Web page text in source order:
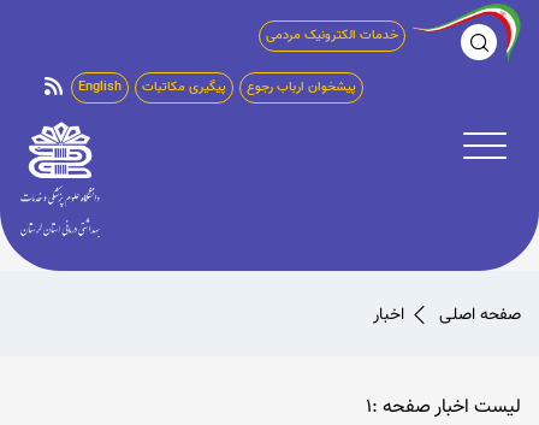
خدمات الکترونیک مردمی
English پیگیری مکاتبات پیشخوان ارباب رجوع
صفحه اصلی اخبار
لیست اخبار صفحه :1